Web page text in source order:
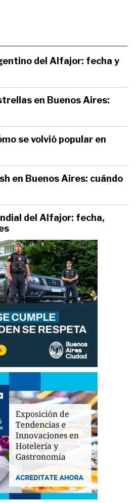
del Alfajor: fecha y
en Buenos Aires:
se volvió popular en
en Buenos Aires: cuándo
del Alfajor: fecha,